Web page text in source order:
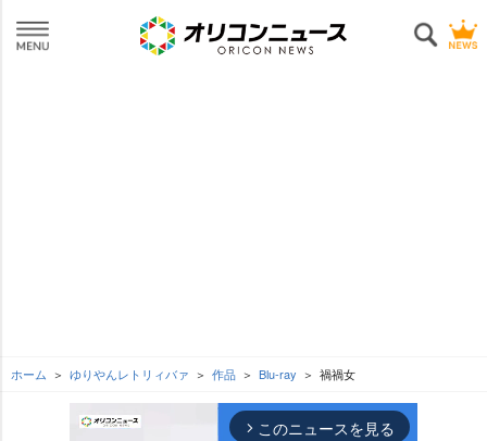
ホーム ゆりやんレトリィバァ 作品 Blu-ray 禍禍女
arrow_forward_ios このニュースを見る